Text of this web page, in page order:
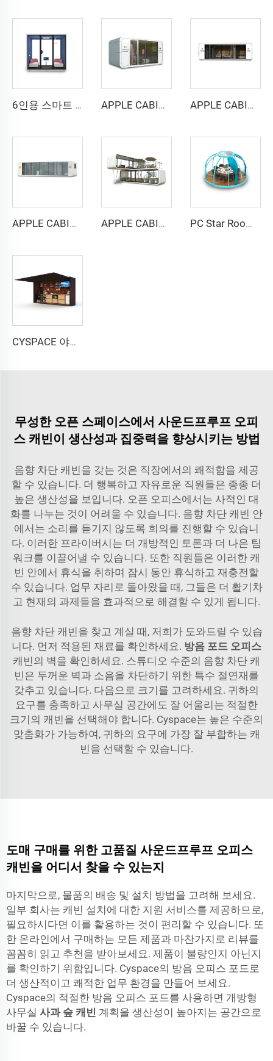
6인용 스마트 방음 부스 - Cyspace Y PRO 시리즈 APPLE CABIN 캡슐 하우스 -Cyspace A6 시리즈 APPLE CABIN 캡슐 하우스 -Cyspace A9 시리즈
APPLE CABIN 캡슐 하우스 -Cyspace A12 시리즈 APPLE CABIN 캡슐 하우스 -Cyspace 복층 시리즈 PC Star Room 캡슐 하우스
CYSPACE 야외 주방
무성한 오픈 스페이스에서 사운드프루프 오피
스 캐빈이 생산성과 집중력을 향상시키는 방법
음향 차단 캐빈을 갖는 것은 직장에서의 쾌적함을 제공
할 수 있습니다. 더 행복하고 자유로운 직원들은 종종 더
높은 생산성을 보입니다. 오픈 오피스에서는 사적인 대
화를 나누는 것이 어려울 수 있습니다. 음향 차단 캐빈 안
에서는 소리를 듣기지 않도록 회의를 진행할 수 있습니
다. 이러한 프라이버시는 더 개방적인 토론과 더 나은 팀
워크를 이끌어낼 수 있습니다. 또한 직원들은 이러한 캐
빈 안에서 휴식을 취하며 잠시 동안 휴식하고 재충전할
수 있습니다. 업무 자리로 돌아왔을 때, 그들은 더 활기차
고 현재의 과제들을 효과적으로 해결할 수 있게 됩니다.
음향 차단 캐빈을 찾고 계실 때, 저희가 도와드릴 수 있습
니다. 먼저 적용된 재료를 확인하세요. 방음 포드 오피스
캐빈의 벽을 확인하세요. 스튜디오 수준의 음향 차단 캐
빈은 두꺼운 벽과 소음을 차단하기 위한 특수 절연재를
갖추고 있습니다. 다음으로 크기를 고려하세요. 귀하의
요구를 충족하고 사무실 공간에도 잘 어울리는 적절한
크기의 캐빈을 선택해야 합니다. Cyspace는 높은 수준의
맞춤화가 가능하여, 귀하의 요구에 가장 잘 부합하는 캐
빈을 선택할 수 있습니다.
도매 구매를 위한 고품질 사운드프루프 오피스
캐빈을 어디서 찾을 수 있는지
마지막으로, 물품의 배송 및 설치 방법을 고려해 보세요.
일부 회사는 캐빈 설치에 대한 지원 서비스를 제공하므로,
필요하시다면 이를 활용하는 것이 편리할 수 있습니다. 또
한 온라인에서 구매하는 모든 제품과 마찬가지로 리뷰를
꼼꼼히 읽고 추천을 받아보세요. 제품이 불량인지 아닌지
를 확인하기 위함입니다. Cyspace의 방음 오피스 포드로
더 생산적이고 쾌적한 업무 환경을 만들어 보세요.
Cyspace의 적절한 방음 오피스 포드를 사용하면 개방형
사무실 사과 숲 캐빈 계획을 생산성이 높아지는 공간으로
바꿀 수 있습니다.